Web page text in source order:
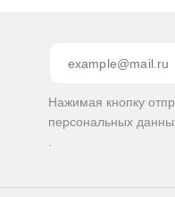
Нажимая кнопку
персональных